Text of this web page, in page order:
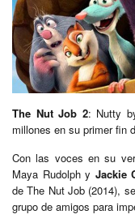
The Nut Job 2: Nutty
millones en su primer fin
Con las voces en su
Maya Rudolph y Jackie
de The Nut Job (2014),
grupo de amigos para